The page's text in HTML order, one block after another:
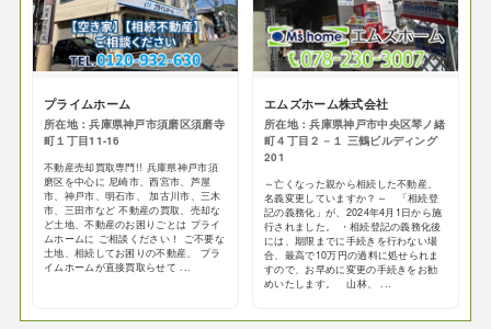
プライムホーム
所在地：兵庫県神戸市須磨区須磨寺
町１丁目11-16
不動産売却買取専門!! 兵庫県神戸市須
磨区を中心に 尼崎市、西宮市、芦屋
市、神戸市、明石市、 加古川市、三木
市、三田市など 不動産の買取、売却な
ど土地、不動産のお困りごとは プライ
ムホームに ご相談ください！ ご不要な
土地、相続してお困りの不動産、 プラ
イムホームが直接買取らせて ...
エムズホーム株式会社
所在地：兵庫県神戸市中央区琴ノ緒
町４丁目２－１ 三鶴ビルディング
201
～亡くなった親から相続した不動産、
名義変更していますか？～ 「相続登
記の義務化」が、2024年4月1日から施
行されました。 ・相続登記の義務化後
には、期限までに手続きを行わない場
合、最高で10万円の過料に処せられま
すので、お早めに変更の手続きをお勧
めいたします。 山林、 ...